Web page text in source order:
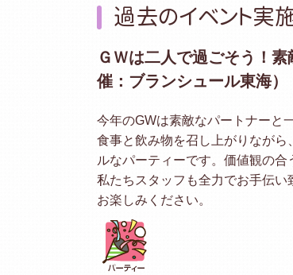
過去のイベント実
ＧＷは二人で過ごそう！
催：ブランシュール東海）
今年のGWは素敵なパートナーと
食事と飲み物を召し上がりなが
ルなパーティーです。価値観の合
私たちスタッフも全力でお手伝
お楽しみください。